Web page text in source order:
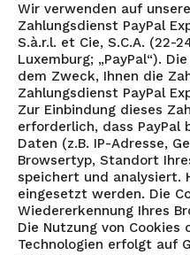
Wir verwenden auf
Zahlungsdienst PayPal
S.à.r.l. et Cie, S.C.A. (22-
Luxemburg; „PayPal“).
dem Zweck, Ihnen die
Zahlungsdienst PayPal
Zur Einbindung dieses
erforderlich, dass PayPal
Daten (z.B. IP-Adresse,
Browsertyp, Standort
speichert und analysiert.
eingesetzt werden. Die
Wiedererkennung Ihres
Die Nutzung von Cookies
Technologien erfolgt auf